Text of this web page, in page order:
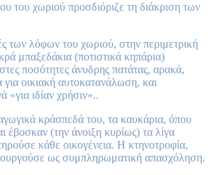
του χωριού προσδιόριζε τη διάκριση των
των λόφων του χωριού, στην περιμετρική
μπαξεδάκια (ποτιστικά κηπάρια)
ποσότητες άνυδρης πατάτας, αρακά,
για οικιακή αυτοκατανάλωση, και
«για ιδίαν χρήσιν»..
κράσπεδά του, τα καυκάρια, όπου
έβοσκαν (την άνοιξη κυρίως) τα λίγα
κάθε οικογένεια. Η κτηνοτροφία,
ως συμπληρωματική απασχόληση.